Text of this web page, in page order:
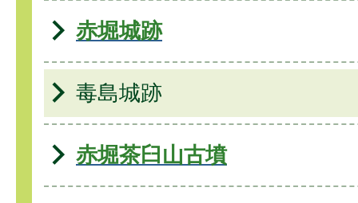
赤堀城跡
毒島城跡
赤堀茶臼山古墳